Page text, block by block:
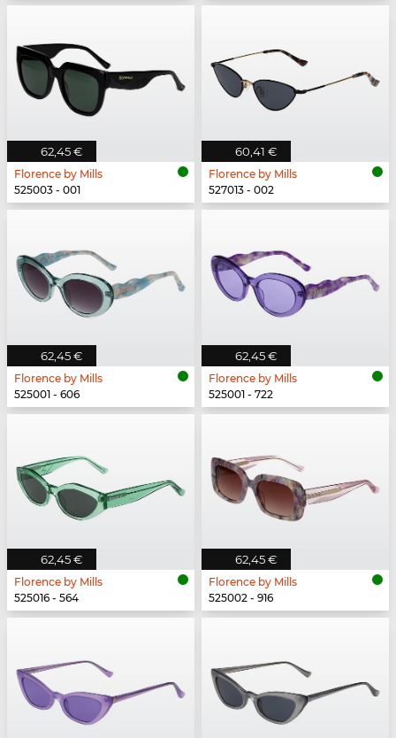
62,45 €
Florence by Mills
525003 - 001
60,41 €
Florence by Mills
527013 - 002
62,45 €
Florence by Mills
525001 - 606
62,45 €
Florence by Mills
525001 - 722
62,45 €
Florence by Mills
525016 - 564
62,45 €
Florence by Mills
525002 - 916